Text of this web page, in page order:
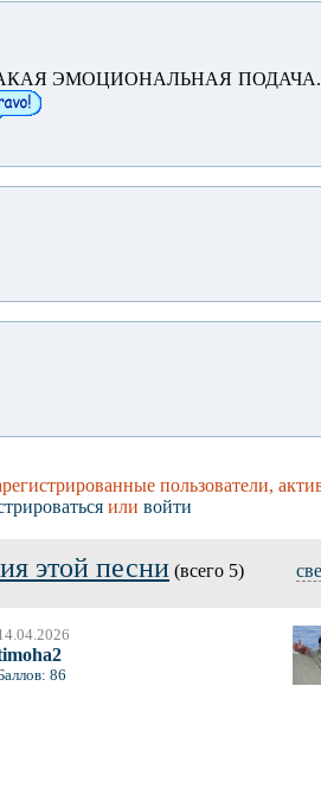
ЭМОЦИОНАЛЬНАЯ
пользователи,
или войти
этой песни (всего 5)
86